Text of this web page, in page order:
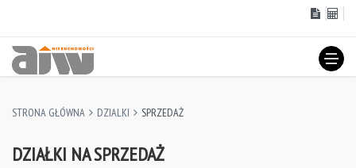
STRONA GŁÓWNA DZIALKI SPRZEDAŻ
DZIAŁKI NA SPRZEDAŻ